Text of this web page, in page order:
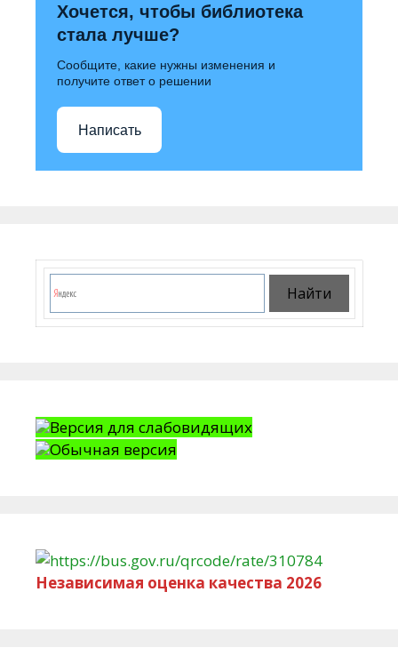
Хочется, чтобы библиотека
стала лучше?
Сообщите, какие нужны изменения и
получите ответ о решении
Написать
Версия для слабовидящих
Обычная версия
Независимая оценка качества 2026